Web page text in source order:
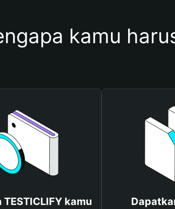
kamu
TESTICLIFY kamu